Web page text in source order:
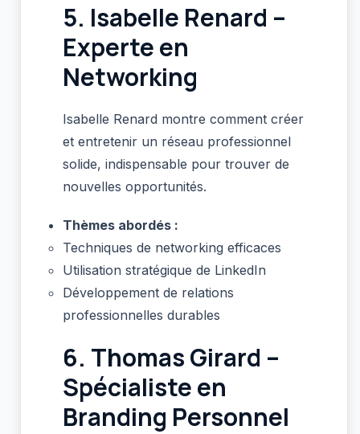
5. Isabelle Renard –
Experte en
Networking
Isabelle Renard montre comment créer
et entretenir un réseau professionnel
solide, indispensable pour trouver de
nouvelles opportunités.
Thèmes abordés :
Techniques de networking efficaces
Utilisation stratégique de LinkedIn
Développement de relations
professionnelles durables
6. Thomas Girard –
Spécialiste en
Branding Personnel